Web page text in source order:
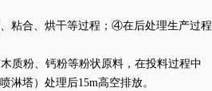
粘合、烘干等过程；④在后处理生产过程
质粉、钙粉等粉状原料，在投料过程中
塔）处理后15m高空排放。